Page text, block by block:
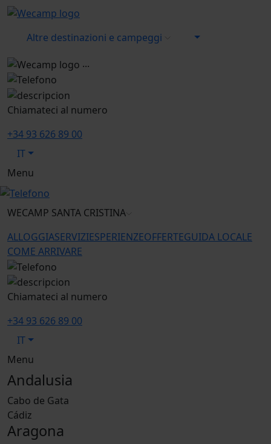
Altre destinazioni e campeggi
...
Chiamateci al numero
+34 93 626 89 00
IT
Menu
WECAMP SANTA CRISTINA
ALLOGGIASERVIZIESPERIENZEOFFERTEGUIDA LOCALE
COME ARRIVARE
Chiamateci al numero
+34 93 626 89 00
IT
Menu
Andalusia
Cabo de Gata
Cádiz
Aragona